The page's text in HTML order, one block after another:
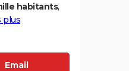
habitants,
plus
Email